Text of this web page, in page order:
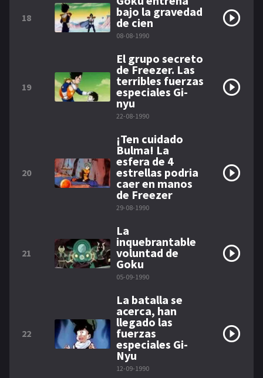
18 bajo la gravedad
de cien
08-08-1990
19
El grupo secreto
de Freezer. Las
terribles fuerzas
especiales Gi-
nyu
22-08-1990
20
¡Ten cuidado
Bulma! La
esfera de 4
estrellas podria
caer en manos
de Freezer
29-08-1990
21
La
inquebrantable
voluntad de
Goku
05-09-1990
22
La batalla se
acerca, han
llegado las
fuerzas
especiales Gi-
Nyu
12-09-1990